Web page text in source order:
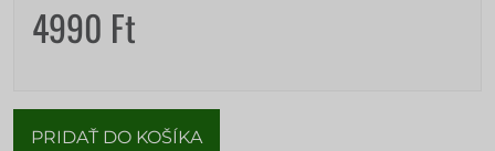
4990 Ft
PRIDAŤ DO KOŠÍKA